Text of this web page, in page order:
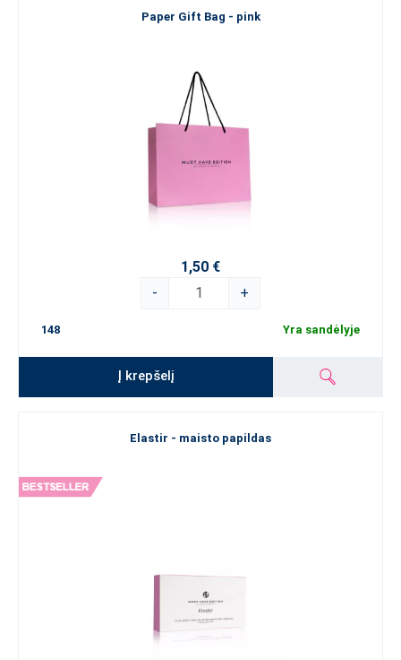
Paper Gift Bag - pink
1,50 €
-
+
148 Yra sandėlyje
Į krepšelį
Elastir - maisto papildas